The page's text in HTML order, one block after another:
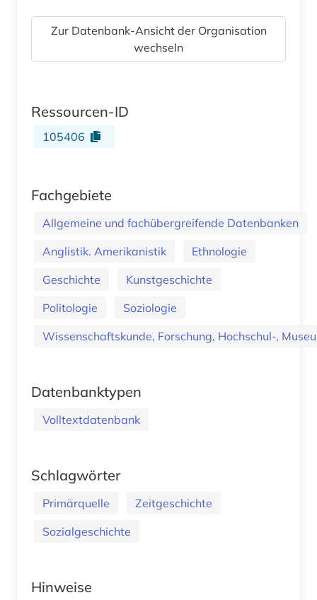
Zur Datenbank-Ansicht der Organisation
wechseln
Ressourcen-ID
105406
Fachgebiete
Allgemeine und fachübergreifende Datenbanken
Anglistik. Amerikanistik
Ethnologie
Geschichte
Kunstgeschichte
Politologie
Soziologie
Wissenschaftskunde, Forschung, Hochschul-,
Datenbanktypen
Volltextdatenbank
Schlagwörter
Primärquelle
Zeitgeschichte
Sozialgeschichte
Hinweise